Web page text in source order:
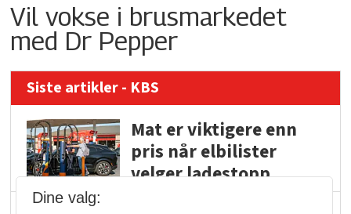
Vil vokse i brusmarkedet
med Dr Pepper
Siste artikler - KBS
Mat er viktigere enn
pris når elbilister
velger ladestopp
Dine valg: